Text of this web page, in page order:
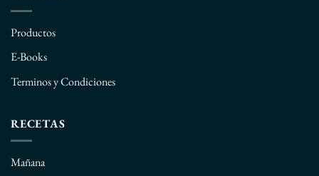
Productos
E-Books
Terminos y Condiciones
RECETAS
Mañana